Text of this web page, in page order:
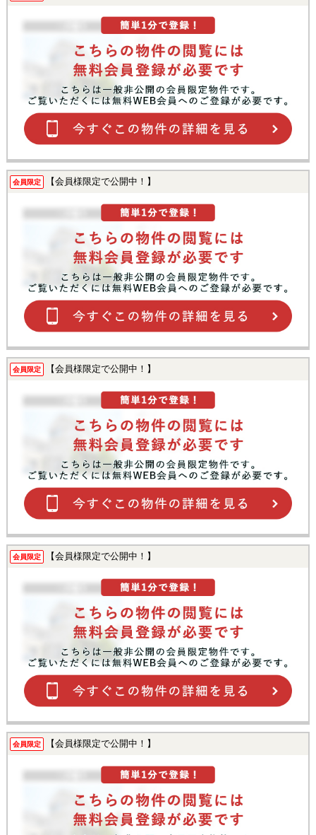
会員限定 【会員様限定で公開中！】
会員限定 【会員様限定で公開中！】
会員限定 【会員様限定で公開中！】
会員限定 【会員様限定で公開中！】